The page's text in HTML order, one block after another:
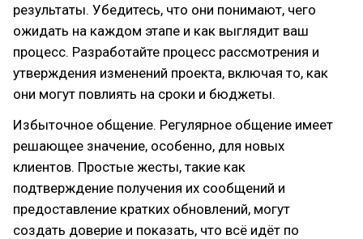
результаты. Убедитесь, что они понимают, чего
ожидать на каждом этапе и как выглядит ваш
процесс. Разработайте процесс рассмотрения и
утверждения изменений проекта, включая то, как
они могут повлиять на сроки и бюджеты.
Избыточное общение. Регулярное общение имеет
решающее значение, особенно, для новых
клиентов. Простые жесты, такие как
подтверждение получения их сообщений и
предоставление кратких обновлений, могут
создать доверие и показать, что всё идёт по